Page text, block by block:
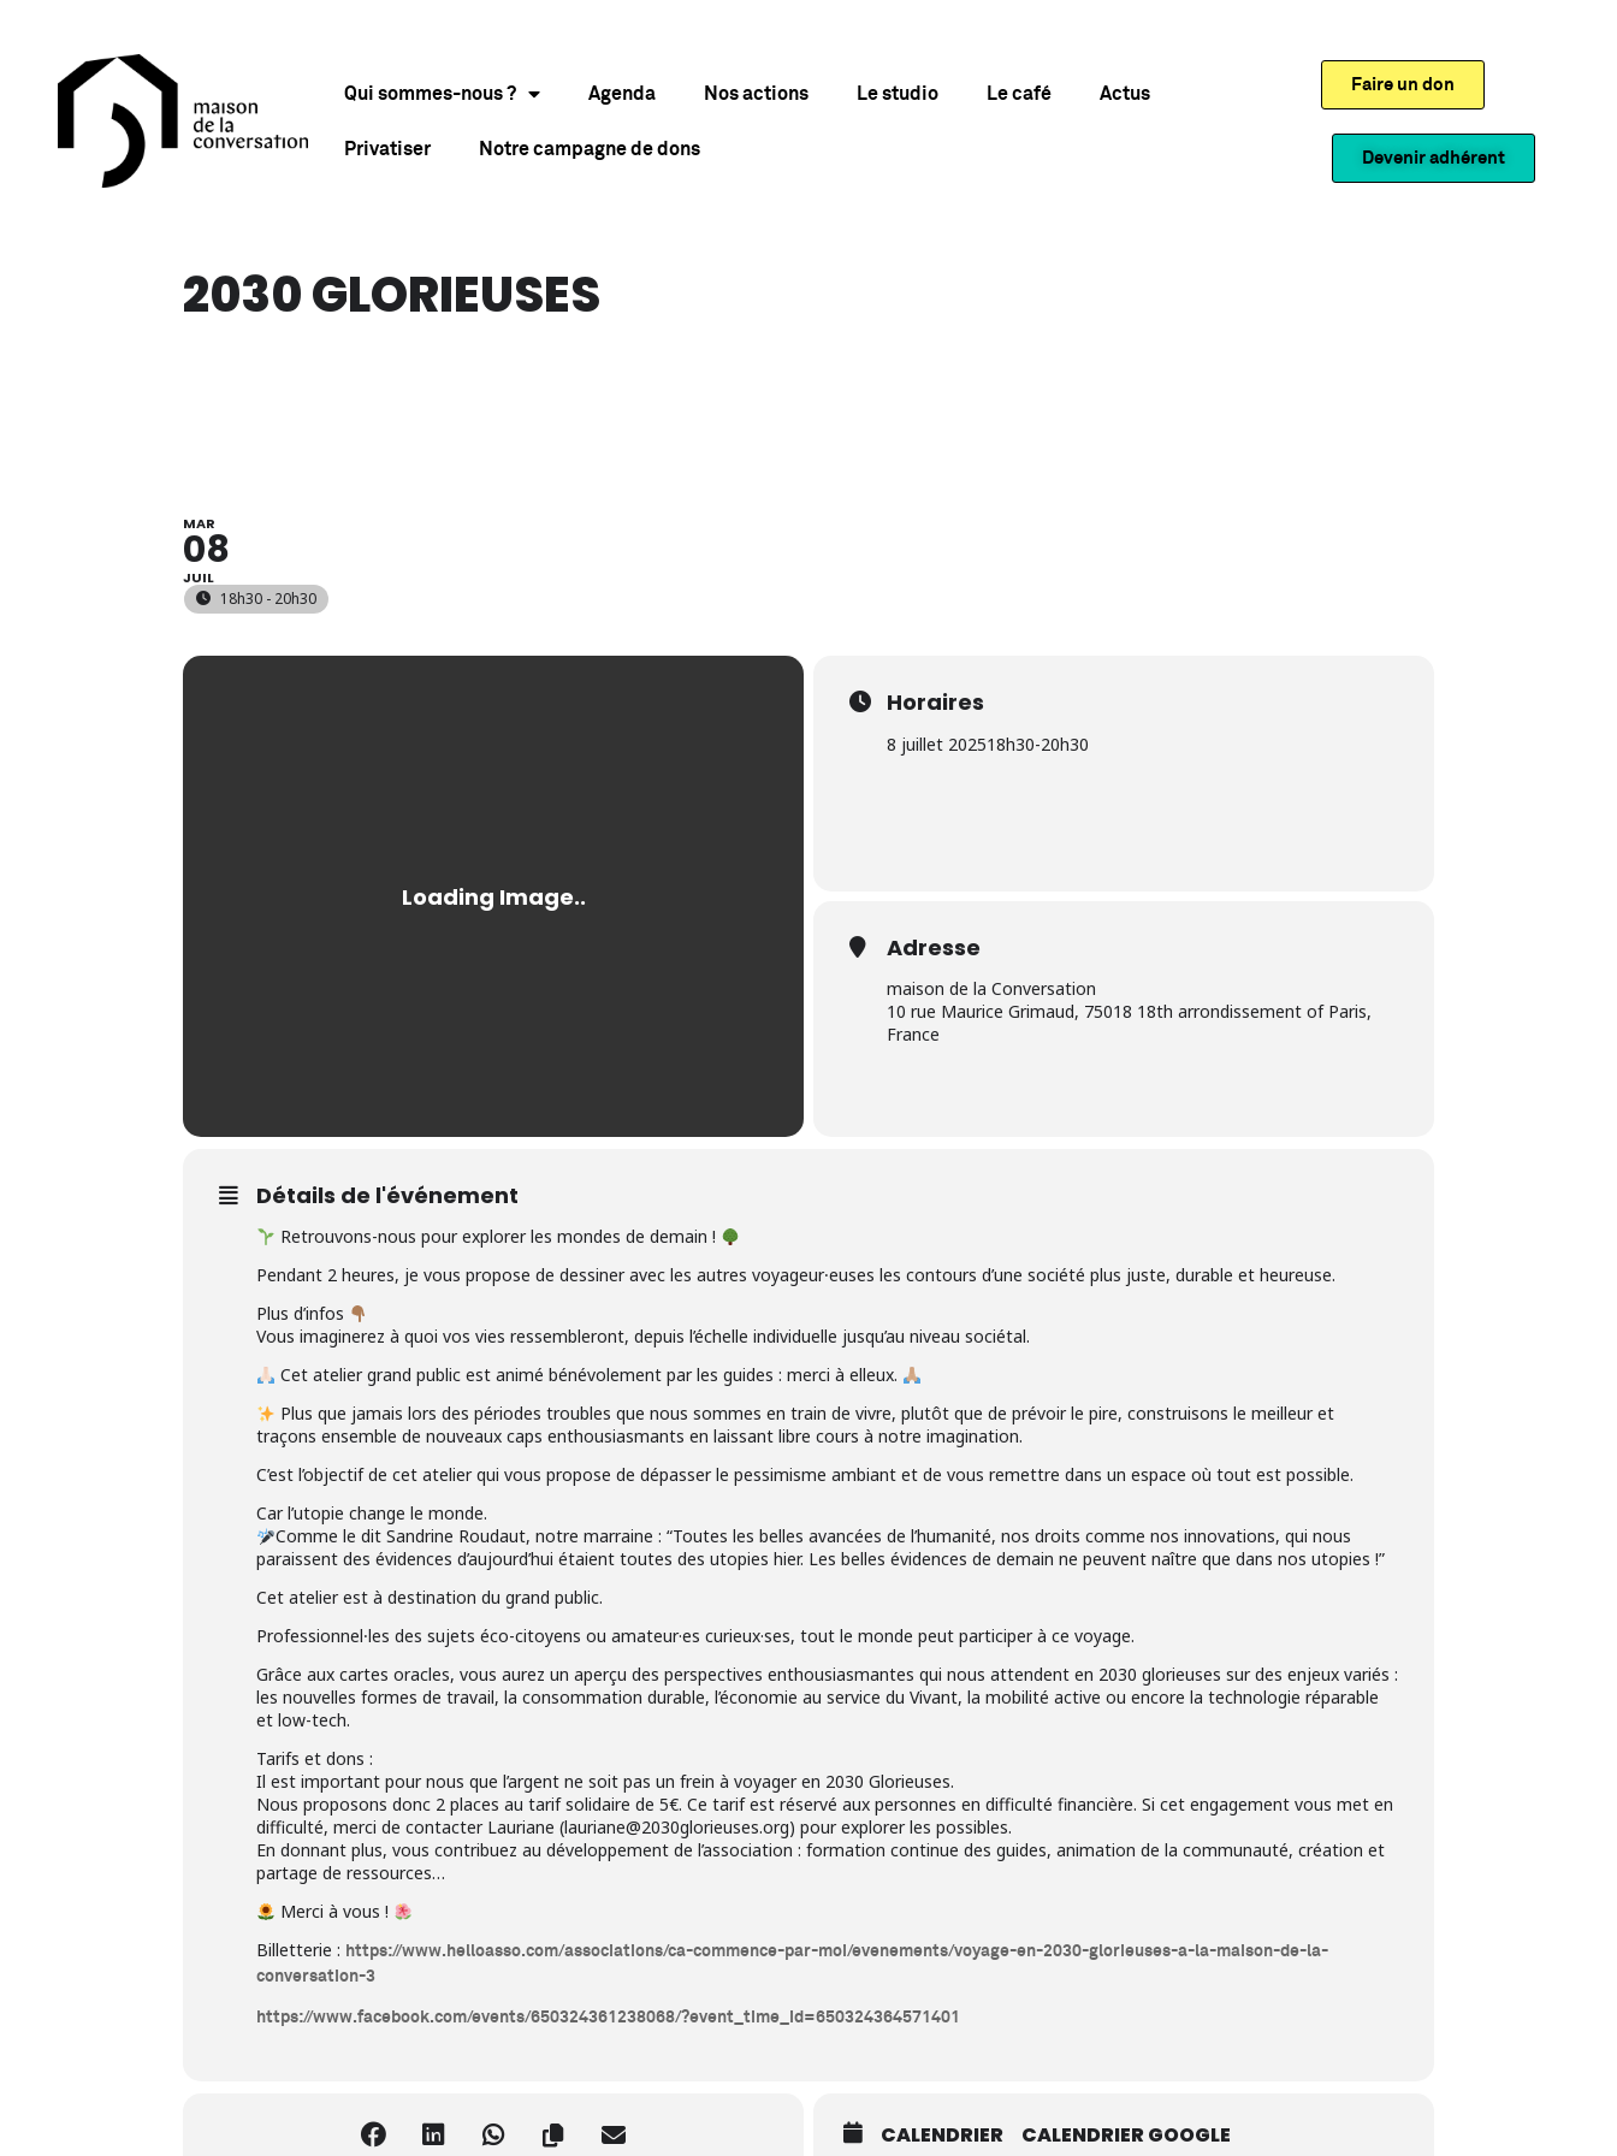
Qui sommes-nous ? Agenda Nos actions Le studio Le café Actus
Privatiser Notre campagne de dons
Faire un don
Devenir adhérent
2030 GLORIEUSES
MAR
08
JUIL
18h30 - 20h30
Horaires
8 juillet 202518h30-20h30
Adresse
maison de la Conversation
10 rue Maurice Grimaud, 75018 18th arrondissement of Paris,
France
Détails de l'événement
Retrouvons-nous pour explorer les mondes de demain !
Pendant 2 heures, je vous propose de dessiner avec les autres voyageur⸱euses les contours d’une société plus juste, durable et heureuse.
Plus d’infos
Vous imaginerez à quoi vos vies ressembleront, depuis l’échelle individuelle jusqu’au niveau sociétal.
Cet atelier grand public est animé bénévolement par les guides : merci à elleux.
Plus que jamais lors des périodes troubles que nous sommes en train de vivre, plutôt que de prévoir le pire, construisons le meilleur et
traçons ensemble de nouveaux caps enthousiasmants en laissant libre cours à notre imagination.
C’est l’objectif de cet atelier qui vous propose de dépasser le pessimisme ambiant et de vous remettre dans un espace où tout est possible.
Car l’utopie change le monde.
Comme le dit Sandrine Roudaut, notre marraine : “Toutes les belles avancées de l’humanité, nos droits comme nos innovations, qui nous
paraissent des évidences d’aujourd’hui étaient toutes des utopies hier. Les belles évidences de demain ne peuvent naître que dans nos utopies !”
Cet atelier est à destination du grand public.
Professionnel⸱les des sujets éco-citoyens ou amateur·es curieux·ses, tout le monde peut participer à ce voyage.
Grâce aux cartes oracles, vous aurez un aperçu des perspectives enthousiasmantes qui nous attendent en 2030 glorieuses sur des enjeux variés :
les nouvelles formes de travail, la consommation durable, l’économie au service du Vivant, la mobilité active ou encore la technologie réparable
et low-tech.
Tarifs et dons :
Il est important pour nous que l’argent ne soit pas un frein à voyager en 2030 Glorieuses.
Nous proposons donc 2 places au tarif solidaire de 5€. Ce tarif est réservé aux personnes en difficulté financière. Si cet engagement vous met en
difficulté, merci de contacter Lauriane (lauriane@2030glorieuses.org) pour explorer les possibles.
En donnant plus, vous contribuez au développement de l’association : formation continue des guides, animation de la communauté, création et
partage de ressources…
Merci à vous !
Billetterie : https://www.helloasso.com/associations/ca-commence-par-moi/evenements/voyage-en-2030-glorieuses-a-la-maison-de-la-
conversation-3
https://www.facebook.com/events/650324361238068/?event_time_id=650324364571401
CALENDRIER CALENDRIER GOOGLE